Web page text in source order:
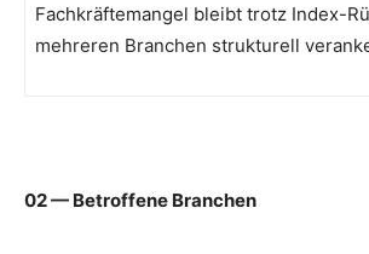
Fachkräftemangel bleibt trotz Index-
mehreren Branchen strukturell
02 — Betroffene Branchen